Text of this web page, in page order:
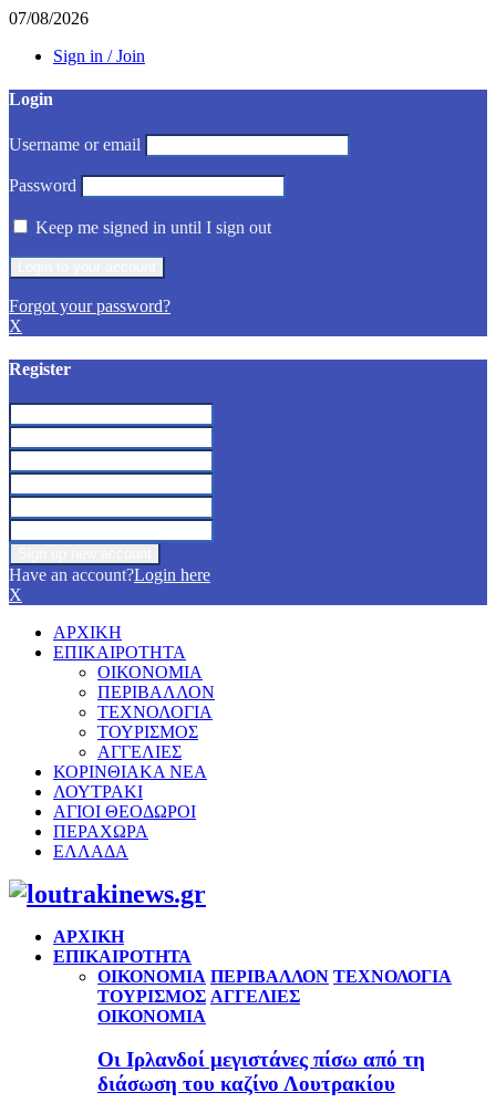
07/08/2026
Sign in / Join
Login
Username or email
Password
Keep me signed in until I sign out
Forgot your password?
X
Register
Have an account?Login here
X
ΑΡΧΙΚΗ
ΕΠΙΚΑΙΡΟΤΗΤΑ
ΟΙΚΟΝΟΜΙΑ
ΠΕΡΙΒΑΛΛΟΝ
ΤΕΧΝΟΛΟΓΙΑ
ΤΟΥΡΙΣΜΟΣ
ΑΓΓΕΛΙΕΣ
ΚΟΡΙΝΘΙΑΚΑ ΝΕΑ
ΛΟΥΤΡΑΚΙ
ΑΓΙΟΙ ΘΕΟΔΩΡΟΙ
ΠΕΡΑΧΩΡΑ
ΕΛΛΑΔΑ
Facebook
Twitter
Instagram
Pinterest
Youtube
ΑΡΧΙΚΗ
ΕΠΙΚΑΙΡΟΤΗΤΑ
ΟΙΚΟΝΟΜΙΑ ΠΕΡΙΒΑΛΛΟΝ ΤΕΧΝΟΛΟΓΙΑ
ΤΟΥΡΙΣΜΟΣ ΑΓΓΕΛΙΕΣ
ΟΙΚΟΝΟΜΙΑ
Οι Ιρλανδοί μεγιστάνες πίσω από τη
διάσωση του καζίνο Λουτρακίου